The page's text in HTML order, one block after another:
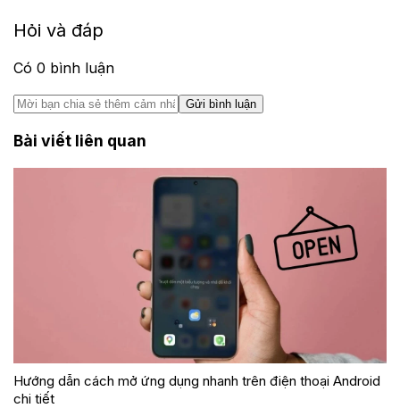
Hỏi và đáp
Có 0 bình luận
Gửi bình luận
Bài viết liên quan
Hướng dẫn cách mở ứng dụng nhanh trên điện thoại Android
chi tiết